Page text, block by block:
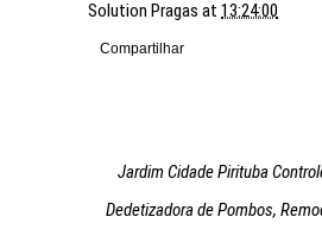
Solution Pragas at 13:24:00
Compartilhar
Jardim Cidade Pirituba
Dedetizadora de Pombos,